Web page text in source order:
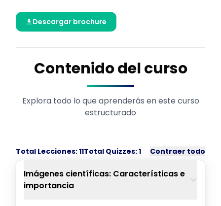
Descargar brochure
Contenido del curso
Explora todo lo que aprenderás en este curso
estructurado
Total Lecciones:11Total Quizzes:1 Contraer todo
Imágenes científicas: Características e
importancia